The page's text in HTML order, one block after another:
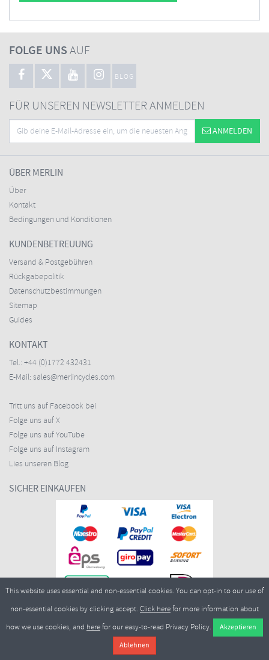
FOLGE UNSAUF
BLOG
FÜR UNSEREN NEWSLETTER ANMELDEN
ANMELDEN
ÜBER MERLIN
Über
Kontakt
Bedingungen und Konditionen
KUNDENBETREUUNG
Versand & Postgebühren
Rückgabepolitik
Datenschutzbestimmungen
Sitemap
Guides
KONTAKT
Tel.: +44 (0)1772 432431
E-Mail: sales@merlincycles.com
Tritt uns auf Facebook bei
Folge uns auf X
Folge uns auf YouTube
Folge uns auf Instagram
Lies unseren Blog
SICHER EINKAUFEN
Merlin Cycles Ltd., Unit A4 Buckshaw Link, Ordnance Road, Buckshaw
Village, Chorley PR7 7EL United Kingdom
sales@merlincycles.com
This website uses essential and non-essential cookies. You can opt-in to our use of
non-essential cookies by clicking accept. Click herefor more information about
how we use cookies, and herefor our easy-to-read Privacy Policy.